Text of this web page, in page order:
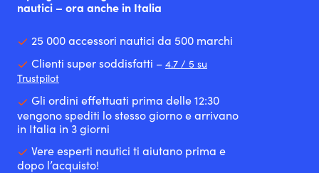
nautici – ora anche in Italia
25 000 accessori nautici da 500 marchi
Clienti super soddisfatti – 4.7 / 5 su
Trustpilot
Gli ordini effettuati prima delle 12:30
vengono spediti lo stesso giorno e arrivano
in Italia in 3 giorni
Vere esperti nautici ti aiutano prima e
dopo l’acquisto!